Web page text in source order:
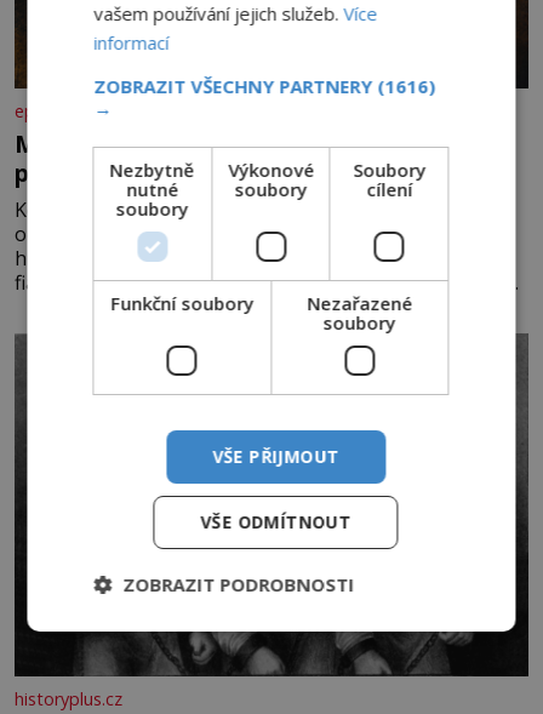
epochaplus.cz
Mrkev není jen oranžová. Její neuvěřitelný
příběh začíná fialovou barvou
Když dnes vytáhneme ze země mrkev, většina z nás
očekává sytě oranžový kořen. Jenže po většinu své
historie je mrkev všechno možné, jen ne oranžová. Je
fialová, žlutá, bílá, někdy dokonce téměř černá. Až díky
stovkám let pečlivého šlechtění se z ní stává zelenina,
bez které si českou zahradu ani nedokážeme představit.
historyplus.cz
vašem používání jejich služeb.Více
informací
ZOBRAZIT VŠECHNY PARTNERY (1616)
→
Nezbytně
nutné
soubory
Výkonové
soubory
Soubory
cílení
Funkční soubory
Nezařazené
soubory
VŠE PŘIJMOUT
VŠE ODMÍTNOUT
ZOBRAZIT PODROBNOSTI